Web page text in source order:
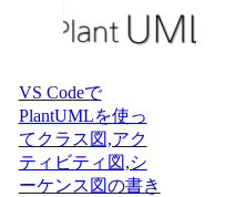
VS Codeで
PlantUMLを使っ
てクラス図,アク
ティビティ図,シ
ーケンス図の書き